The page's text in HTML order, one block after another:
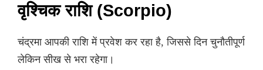
वृश्चिक राशि (Scorpio)
चंद्रमा आपकी राशि में प्रवेश कर रहा है, जिससे दिन चुनौतीपूर्ण
लेकिन सीख से भरा रहेगा।